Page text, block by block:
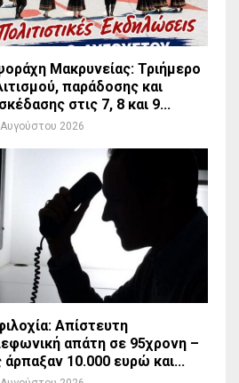
Μακρυνείας: Τριήμερο
παράδοσης και
στις 7, 8 και 9...
2026
Απίστευτη
απάτη σε 95χρονη –
άρπαξαν 10.000 ευρώ και...